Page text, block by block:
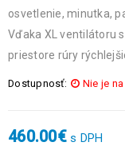
osvetlenie, minutka,
Vďaka XL ventilátoru
priestore rúry
Dostupnosť: Nie je
460.00€ s DPH